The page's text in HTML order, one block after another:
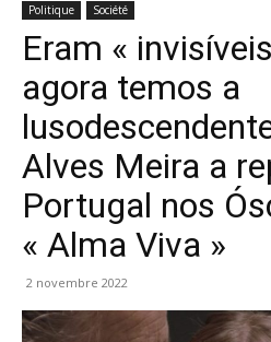
Politique
Société
Eram «
agora temos a
Alves Meira a
Portugal nos
« Alma Viva »
2 novembre 2022